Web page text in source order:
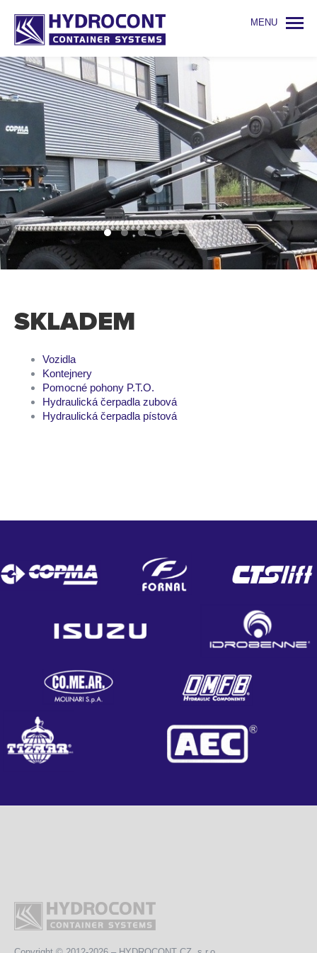
SKLADEM
Vozidla
Kontejnery
Pomocné pohony P.T.O.
Hydraulická čerpadla zubová
Hydraulická čerpadla pístová